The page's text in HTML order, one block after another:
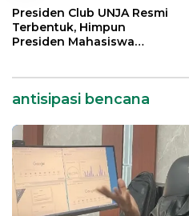
Presiden Club UNJA Resmi
Terbentuk, Himpun
Presiden Mahasiswa
antisipasi bencana